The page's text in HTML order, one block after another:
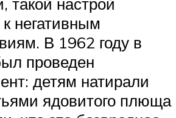
негативным
В 1962 году в
проведен
детям натирали
ядовитого плюща